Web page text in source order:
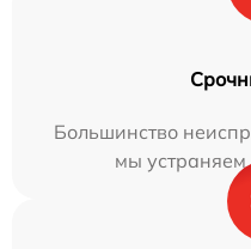
Большинство
мы устраняем